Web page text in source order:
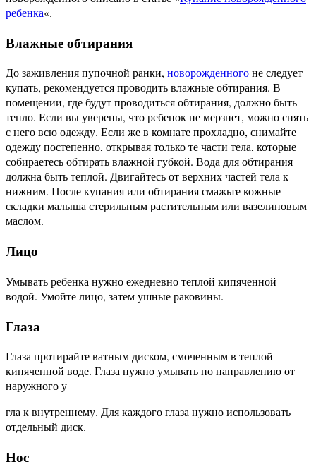
ребенка«.
Влажные обтирания
До заживления пупочной ранки, новорожденногоне следует
купать, рекомендуется проводить влажные обтирания. В
помещении, где будут проводиться обтирания, должно быть
тепло. Если вы уверены, что ребенок не мерзнет, можно снять
с него всю одежду. Если же в комнате прохладно, снимайте
одежду постепенно, открывая только те части тела, которые
собираетесь обтирать влажной губкой. Вода для обтирания
должна быть теплой. Двигайтесь от верхних частей тела к
нижним. После купания или обтирания смажьте кожные
складки малыша стерильным растительным или вазелиновым
маслом.
Лицо
Умывать ребенка нужно ежедневно теплой кипяченной
водой. Умойте лицо, затем ушные раковины.
Глаза
Глаза протирайте ватным диском, смоченным в теплой
кипяченной воде. Глаза нужно умывать по направлению от
наружного у
гла к внутреннему. Для каждого глаза нужно использовать
отдельный диск.
Нос